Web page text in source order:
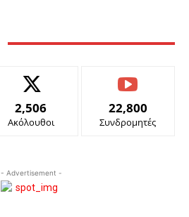
2,506
Ακόλουθοι
22,800
Συνδρομητές
- Advertisement -